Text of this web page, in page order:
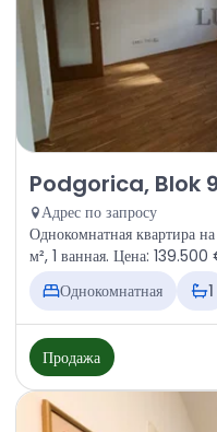
Продажа - Квартира
Podgorica, Blok 9
Адрес по запросу
Однокомнатная квартира
м², 1 ванная. Цена: 139.500
Однокомнатная
1
Продажа